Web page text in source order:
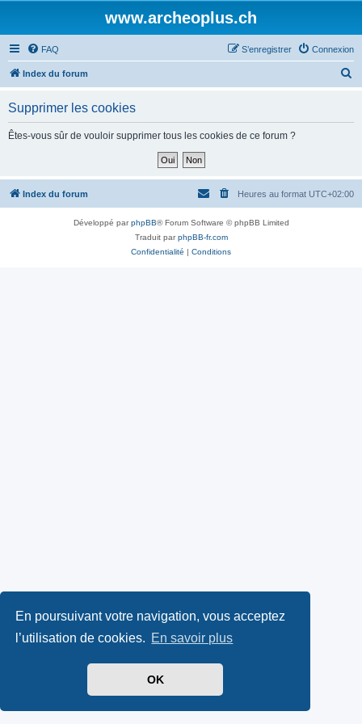
En poursuivant votre navigation, vous acceptez
l’utilisation de cookies. En savoir plus
OK
www.archeoplus.ch
FAQ Connexion
S’enregistrer
Index du forum
h
Supprimer les cookies
Êtes-vous sûr de vouloir supprimer tous les cookies de ce forum ?
Index du forum Heures au format UTC+02:00
Développé parphpBB® Forum Software © phpBB Limited
Traduit parphpBB-fr.com
Confidentialité | Conditions